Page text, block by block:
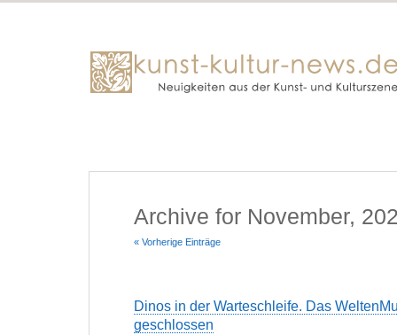
Archive for November,
« Vorherige Einträge
Dinos in der Warteschleife. Das
geschlossen